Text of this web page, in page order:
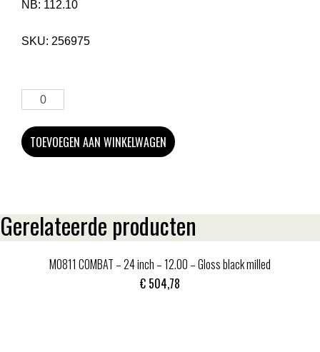
NB: 112.10
SKU: 256975
TOEVOEGEN AAN WINKELWAGEN
Gerelateerde producten
MO811 COMBAT – 24 inch – 12.00 – Gloss black milled
€ 504,78